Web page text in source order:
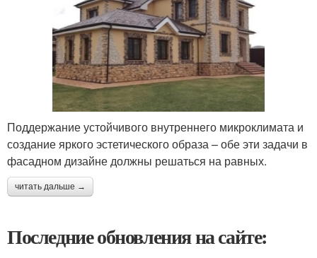
Поддержание устойчивого внутреннего микроклимата и
создание яркого эстетического образа – обе эти задачи в
фасадном дизайне должны решаться на равных.
читать дальше →
Последние обновления на сайте: